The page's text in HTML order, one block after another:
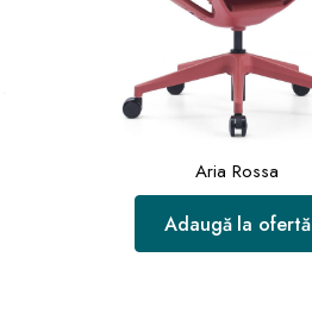
Aria Rossa
Adaugă la ofertă